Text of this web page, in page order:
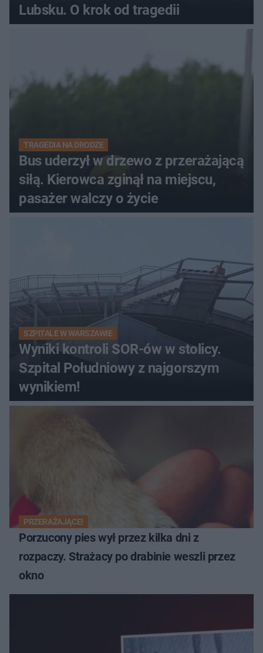
Lubsku. O krok od tragedii
TRAGEDIA NA DRODZE
Bus uderzył w drzewo z przerażającą
siłą. Kierowca zginął na miejscu,
pasażer walczy o życie
SZPITALE W WARSZAWIE
Wyniki kontroli SOR-ów w stolicy.
Szpital Południowy z najgorszym
wynikiem!
PRZERAŻAJĄCE!
Porzucony pies wył przez kilka dni z
rozpaczy. Strażacy po drabinie weszli przez
okno